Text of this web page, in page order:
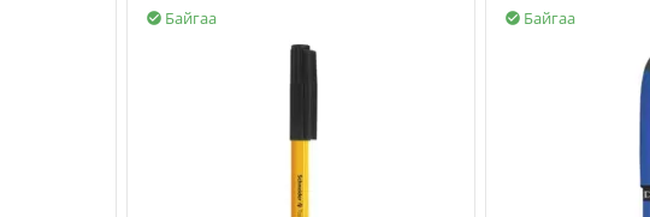
Байгаа
 Байгаа
